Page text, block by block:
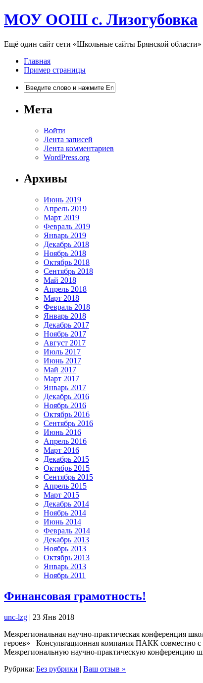
МОУ ООШ с. Лизогубовка
Ещё один сайт сети «Школьные сайты Брянской области»
Главная
Пример страницы
Мета
Войти
Лента записей
Лента комментариев
WordPress.org
Архивы
Июнь 2019
Апрель 2019
Март 2019
Февраль 2019
Январь 2019
Декабрь 2018
Ноябрь 2018
Октябрь 2018
Сентябрь 2018
Май 2018
Апрель 2018
Март 2018
Февраль 2018
Январь 2018
Декабрь 2017
Ноябрь 2017
Август 2017
Июль 2017
Июнь 2017
Май 2017
Март 2017
Январь 2017
Декабрь 2016
Ноябрь 2016
Октябрь 2016
Сентябрь 2016
Июнь 2016
Апрель 2016
Март 2016
Декабрь 2015
Октябрь 2015
Сентябрь 2015
Апрель 2015
Март 2015
Декабрь 2014
Ноябрь 2014
Июнь 2014
Февраль 2014
Декабрь 2013
Ноябрь 2013
Октябрь 2013
Январь 2013
Ноябрь 2011
Финансовая грамотность!
unc-lzg | 23 Янв 2018
Межрегиональная научно-практическая конференция
героев» Консультационная компания ПАКК совместно
Межрегиональную научно-практическую конференцию
Рубрика: Без рубрики | Ваш отзыв »